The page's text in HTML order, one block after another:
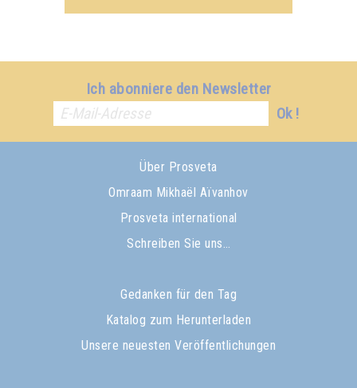
Ich abonniere den Newsletter
Ok !
Über Prosveta
Omraam Mikhaël Aïvanhov
Prosveta international
Schreiben Sie uns…
Gedanken für den Tag
Katalog zum Herunterladen
Unsere neuesten Veröffentlichungen